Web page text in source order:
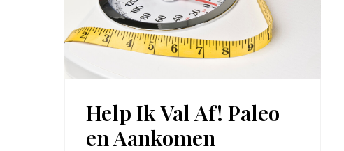
Help Ik Val Af! Paleo
en Aankomen